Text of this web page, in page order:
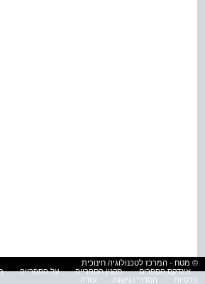
© מטח - המרכז לטכנולוגיה חינוכית
אינדקס הספרים
תקנון הספרייה על הספרייה
פרטיות
הסדרי נגישות עזרה